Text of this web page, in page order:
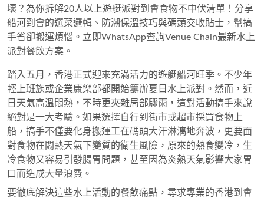
壞？為你拆解20人以上遊艇派對到會食物不中伏清單！分享
船河到會的選菜邏輯、防潮保溫技巧與碼頭交收貼士，幫搞
手省卻搬運煩惱。立即WhatsApp查詢Venue Chain最新水上
派對餐飲方案。
踏入五月，香港正式迎來充滿活力的遊艇船河旺季。不少年
輕上班族或企業康樂部都開始籌辦夏日水上派對。然而，近
日天氣高溫悶熱，不時更夾雜局部驟雨，這對活動搞手來說
絕對是一大考驗。如果選擇自行到街市或超市採買食物上
船，搞手不僅要化身搬運工在碼頭大汗淋漓地奔波，更要面
對食物在悶熱天氣下變質的衛生風險，原來的熱食變冷，生
冷食物又容易引發腸胃問題，甚至因為炎熱天氣影響大家胃
口而造成大量浪費。
要徹底解決這些水上活動的餐飲痛點，尋求專業的香港到會